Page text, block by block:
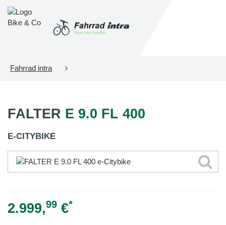
Fahrrad intra
FALTER E 9.0 FL 400
E-CITYBIKE
2.999,99 €*